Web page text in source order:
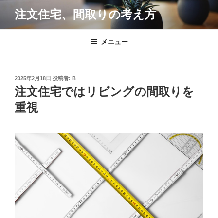
テ
注文住宅、間取りの考え方
メニュー
投
稿
日:
2025年2月18日 投稿者: B
注文住宅ではリビングの間取りを
重視